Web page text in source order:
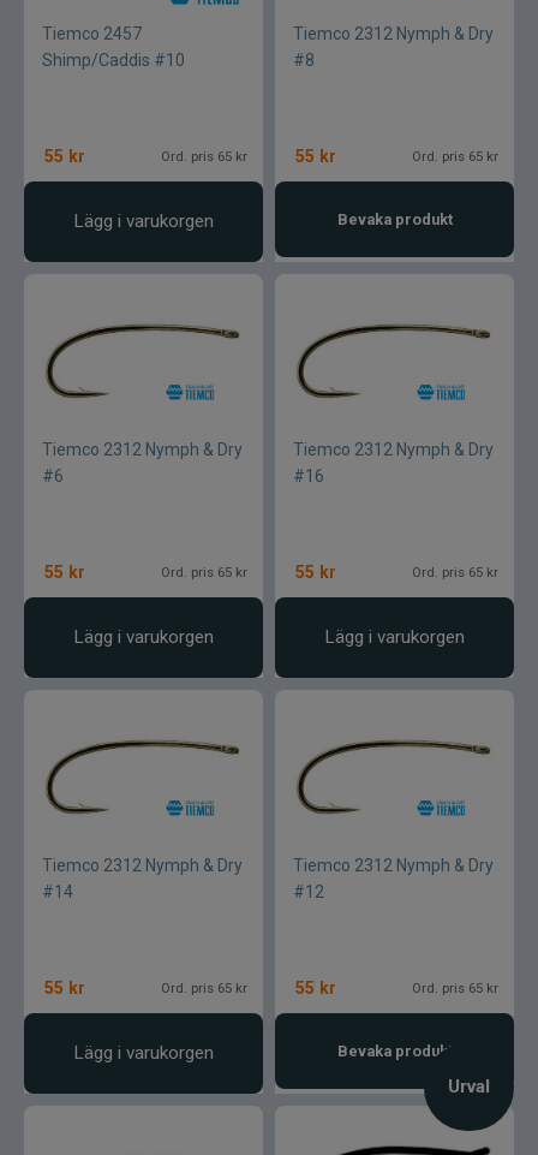
Urval
Tiemco 2457
Shimp/Caddis #10
55 kr Ord. pris 65 kr
Lägg i varukorgen
Tiemco 2312 Nymph & Dry
#8
55 kr Ord. pris 65 kr
Bevaka produkt
Tiemco 2312 Nymph & Dry
#6
55 kr Ord. pris 65 kr
Lägg i varukorgen
Tiemco 2312 Nymph & Dry
#16
55 kr Ord. pris 65 kr
Lägg i varukorgen
Tiemco 2312 Nymph & Dry
#14
55 kr Ord. pris 65 kr
Lägg i varukorgen
Tiemco 2312 Nymph & Dry
#12
55 kr Ord. pris 65 kr
Bevaka produkt